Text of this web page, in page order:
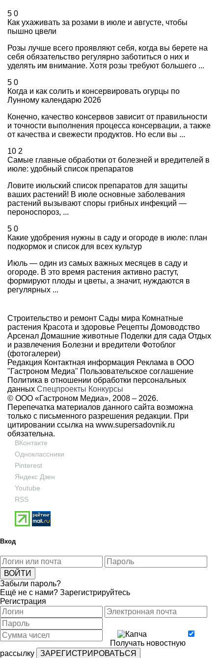
5 0
Как ухаживать за розами в июле и августе, чтобы
пышно цвели
Розы лучше всего проявляют себя, когда вы берете на
себя обязательство регулярно заботиться о них и
уделять им внимание. Хотя розы требуют большего ...
5 0
Когда и как солить и консервировать огурцы по
Лунному календарю 2026
Конечно, качество консервов зависит от правильности
и точности выполнения процесса консервации, а также
от качества и свежести продуктов. Но если вы ...
10 2
Самые главные обработки от болезней и вредителей в
июле: удобный список препаратов
Ловите июльский список препаратов для защиты
ваших растений! В июле основные заболевания
растений вызывают споры грибных инфекций —
пероноспороз, ...
5 0
Какие удобрения нужны в саду и огороде в июле: план
подкормок и список для всех культур
Июль — один из самых важных месяцев в саду и
огороде. В это время растения активно растут,
формируют плоды и цветы, а значит, нуждаются в
регулярных ...
Строительство и ремонт Сады мира Комнатные
растения Красота и здоровье Рецепты Домоводство
Арсенал Домашние животные Поделки для сада Отдых
и развлечения Болезни и вредители Фотоблог
(фотогалереи)
Редакция Контактная информация Реклама в ООО
"Гастроном Медиа" Пользовательское соглашение
Политика в отношении обработки персональных
данных Спецпроекты Конкурсы
© ООО «Гастроном Медиа», 2008 – 2026.
Перепечатка материалов данного сайта возможна
только с письменного разрешения редакции. При
цитировании ссылка на www.supersadovnik.ru
обязательна.
ВКонтакте
Одноклассники
Pinterest
Яндекс Дзен
Youtube
RSS
Вход
Забыли пароль?
Ещё не с нами? Зарегистрируйтесь
Регистрация
Получать новостную
рассылку